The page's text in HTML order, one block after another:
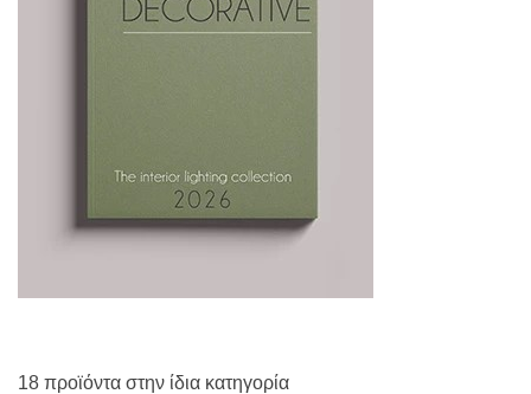
18 προϊόντα στην ίδια κατηγορία